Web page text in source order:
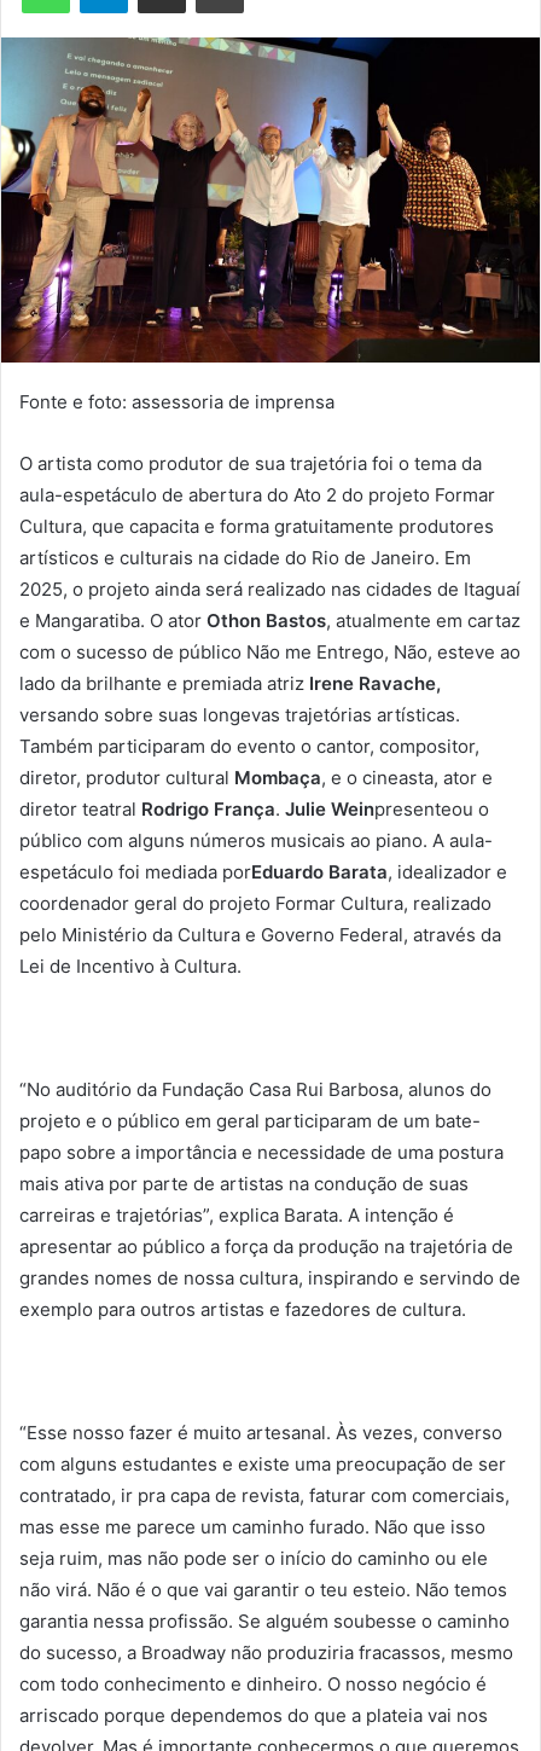
a
i
l
Fonte e foto: assessoria de imprensa
O artista como produtor de sua trajetória foi o tema da
aula-espetáculo de abertura do Ato 2 do projeto Formar
Cultura, que capacita e forma gratuitamente produtores
artísticos e culturais na cidade do Rio de Janeiro. Em
2025, o projeto ainda será realizado nas cidades de Itaguaí
e Mangaratiba. O ator Othon Bastos, atualmente em cartaz
com o sucesso de público Não me Entrego, Não, esteve ao
lado da brilhante e premiada atriz Irene Ravache,
versando sobre suas longevas trajetórias artísticas.
Também participaram do evento o cantor, compositor,
diretor, produtor cultural Mombaça, e o cineasta, ator e
diretor teatral Rodrigo França. Julie Weinpresenteou o
público com alguns números musicais ao piano. A aula-
espetáculo foi mediada porEduardo Barata, idealizador e
coordenador geral do projeto Formar Cultura, realizado
pelo Ministério da Cultura e Governo Federal, através da
Lei de Incentivo à Cultura.
“No auditório da Fundação Casa Rui Barbosa, alunos do
projeto e o público em geral participaram de um bate-
papo sobre a importância e necessidade de uma postura
mais ativa por parte de artistas na condução de suas
carreiras e trajetórias”, explica Barata. A intenção é
apresentar ao público a força da produção na trajetória de
grandes nomes de nossa cultura, inspirando e servindo de
exemplo para outros artistas e fazedores de cultura.
“Esse nosso fazer é muito artesanal. Às vezes, converso
com alguns estudantes e existe uma preocupação de ser
contratado, ir pra capa de revista, faturar com comerciais,
mas esse me parece um caminho furado. Não que isso
seja ruim, mas não pode ser o início do caminho ou ele
não virá. Não é o que vai garantir o teu esteio. Não temos
garantia nessa profissão. Se alguém soubesse o caminho
do sucesso, a Broadway não produziria fracassos, mesmo
com todo conhecimento e dinheiro. O nosso negócio é
arriscado porque dependemos do que a plateia vai nos